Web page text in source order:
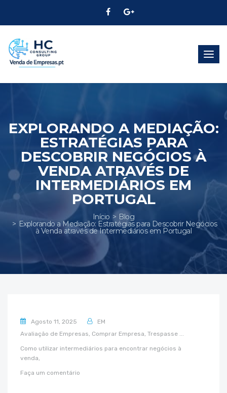
EXPLORANDO A MEDIAÇÃO:
ESTRATÉGIAS PARA
DESCOBRIR NEGÓCIOS À
VENDA ATRAVÉS DE
INTERMEDIÁRIOS EM
PORTUGAL
Início Blog
Explorando a Mediação: Estratégias para Descobrir Negócios
à Venda através de Intermediários em Portugal
Agosto 11, 2025
EM
Avaliação de Empresas, Comprar Empresa, Trespasse ...
Como utilizar intermediários para encontrar negócios à
venda,
Faça um comentário